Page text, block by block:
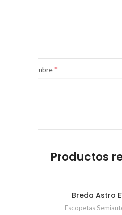
Nombre*
Productos
Breda Astro
Escopetas